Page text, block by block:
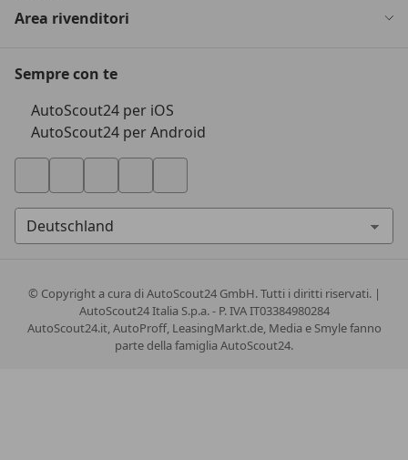
Area rivenditori
Sempre con te
AutoScout24 per iOS
AutoScout24 per Android
© Copyrighta cura di AutoScout24 GmbH. Tutti i diritti riservati. |
AutoScout24 Italia S.p.a. - P. IVA IT03384980284
AutoScout24.it, AutoProff, LeasingMarkt.de, Media e Smyle fanno
parte della famiglia AutoScout24.